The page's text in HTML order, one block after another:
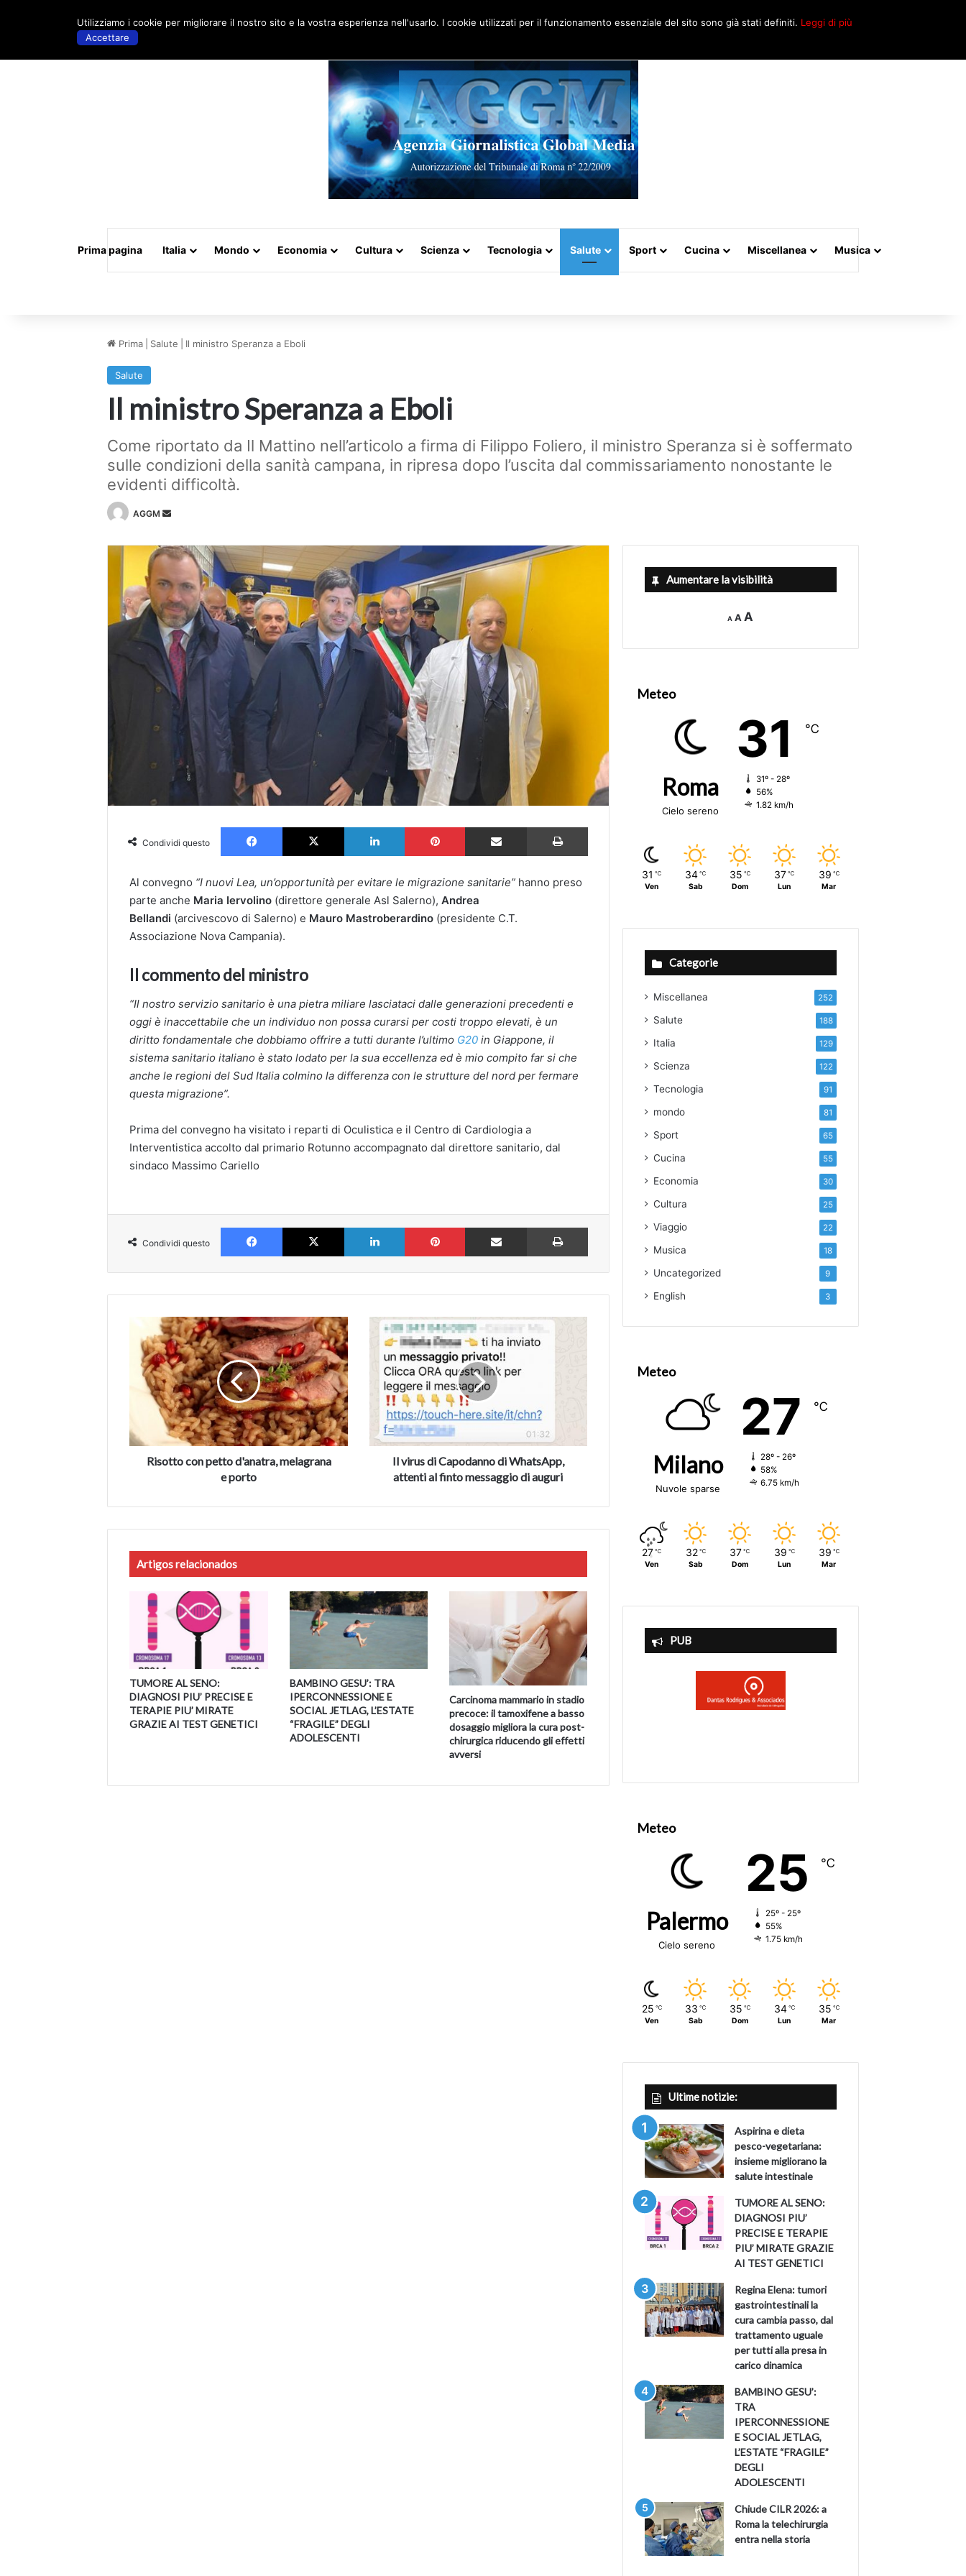
Artigo aleatório
Prima pagina Italia Mondo Economia Cultura Scienza Tecnologia Salute Sport Cucina Miscellanea Musica
Prima Salute Il ministro Speranza a Eboli
Salute
Il ministro Speranza a Eboli
Come riportato da Il Mattino nell’articolo a firma di Filippo Foliero, il ministro Speranza si è soffermato
sulle condizioni della sanità campana, in ripresa dopo l’uscita dal commissariamento nonostante le
evidenti difficoltà.
AGGM
Invia
Condividi questo
Facebook X LinkedIn Pinterest Partilhar via Email Imprimir
Al convegno “I nuovi Lea, un’opportunità per evitare le migrazione sanitarie” hanno preso
parte anche Maria Iervolino (direttore generale Asl Salerno),Andrea
Bellandi (arcivescovo di Salerno) e Mauro Mastroberardino (presidente C.T.
Associazione Nova Campania).
Il commento del ministro
“Il nostro servizio sanitario è una pietra miliare lasciataci dalle generazioni precedenti e
oggi è inaccettabile che un individuo non possa curarsi per costi troppo elevati, è un
diritto fondamentale che dobbiamo offrire a tutti durante l’ultimo G20 in Giappone, il
sistema sanitario italiano è stato lodato per la sua eccellenza ed è mio compito far si che
anche le regioni del Sud Italia colmino la differenza con le strutture del nord per fermare
questa migrazione”.
Prima del convegno ha visitato i reparti di Oculistica e il Centro di Cardiologia a
Interventistica accolto dal primario Rotunno accompagnato dal direttore sanitario, dal
sindaco Massimo Cariello
Condividi questo
Facebook X LinkedIn Pinterest Partilhar via Email Imprimir
Risotto
con
petto
d'anatra,
melagrana
Risotto con petto d'anatra, melagrana
e porto
virus
Capodanno
WhatsApp,
attenti
finto
messaggio
Il virus di Capodanno di WhatsApp,
attenti al finto messaggio di auguri
Artigos relacionados
TUMORE AL SENO:
DIAGNOSI PIU’ PRECISE E
TERAPIE PIU’ MIRATE
GRAZIE AI TEST GENETICI
BAMBINO GESU’: TRA
IPERCONNESSIONE E
SOCIAL JETLAG, L’ESTATE
“FRAGILE” DEGLI
ADOLESCENTI
Carcinoma mammario in stadio
precoce: il tamoxifene a basso
dosaggio migliora la cura post-
chirurgica riducendo gli effetti
avversi
Aumentare la visibilità
A
Decrease
font
A Reset
size.
A
Meteo
Roma
Cielo sereno
31 ℃
31º - 28º
56%
1.82 km/h
31 ℃
Ven
34 ℃
Sab
35 ℃
Dom
37 ℃
Lun
39 ℃
Mar
Categorie
Miscellanea 252
Salute 188
Italia 129
Scienza 122
Tecnologia 91
mondo 81
Sport 65
Cucina 55
Economia 30
Cultura 25
Viaggio 22
Musica 18
Uncategorized 9
English 3
Meteo
Milano
Nuvole sparse
27 ℃
28º - 26º
58%
6.75 km/h
27 ℃
Ven
32 ℃
Sab
37 ℃
Dom
39 ℃
Lun
39 ℃
Mar
PUB
Meteo
Palermo
Cielo sereno
25 ℃
25º - 25º
55%
1.75 km/h
25 ℃
Ven
33 ℃
Sab
35 ℃
Dom
34 ℃
Lun
35 ℃
Mar
Ultime notizie:
Aspirina e dieta
pesco-vegetariana:
insieme migliorano la
salute intestinale
TUMORE AL SENO:
DIAGNOSI PIU’
PRECISE E TERAPIE
PIU’ MIRATE GRAZIE
AI TEST GENETICI
Regina Elena: tumori
gastrointestinali la
cura cambia passo, dal
trattamento uguale
per tutti alla presa in
carico dinamica
BAMBINO GESU’:
TRA
IPERCONNESSIONE
E SOCIAL JETLAG,
L’ESTATE “FRAGILE”
DEGLI
ADOLESCENTI
Chiude CILR 2026: a
Roma la telechirurgia
entra nella storia
Utilizziamo i cookie per migliorare il nostro sito e la vostra esperienza nell'usarlo. I cookie utilizzati per il funzionamento essenziale del sito sono già stati definiti. Leggi di più
Accettare